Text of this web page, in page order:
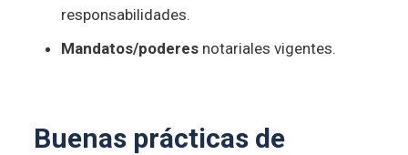
responsabilidades.
Mandatos/poderesnotariales vigentes.
Buenas prácticas de